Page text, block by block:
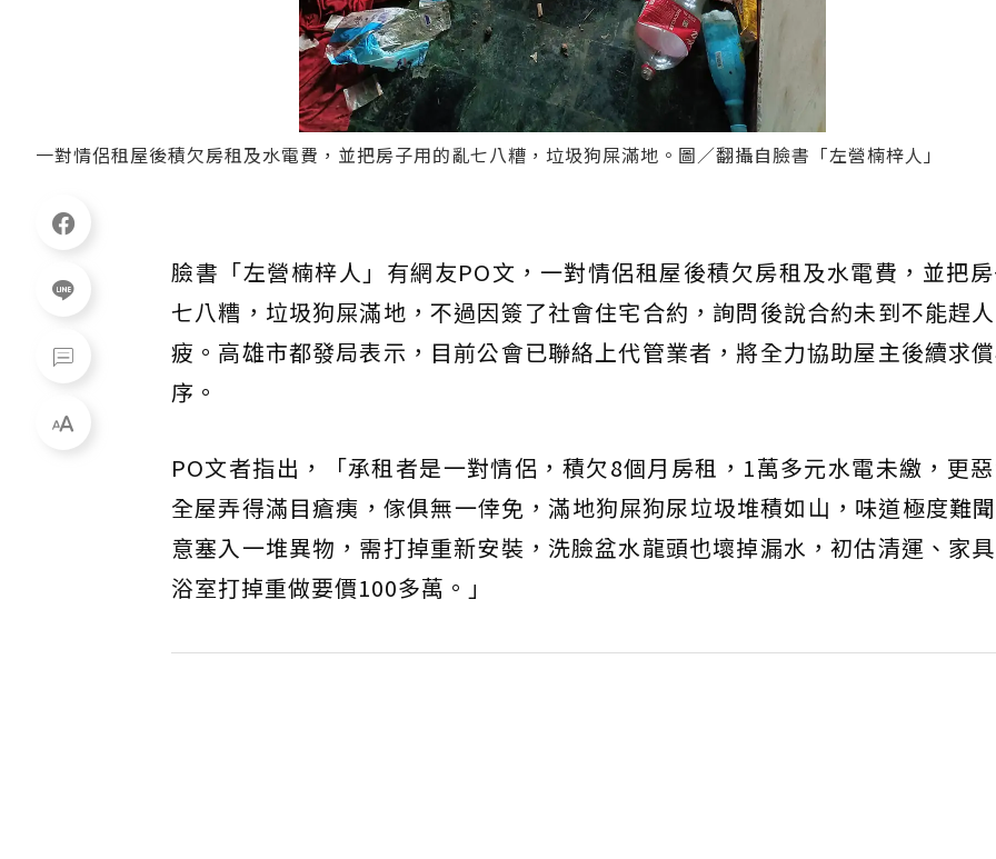
一對情侶租屋後積欠房租及水電費，並把房子用的亂七八糟，垃圾狗屎滿地。圖／翻攝自臉書「左營楠梓人」
臉書「左營楠梓人」有網友PO文，一對情侶租屋後積欠房租及水電費，並把
七八糟，垃圾狗屎滿地，不過因簽了社會住宅合約，詢問後說合約未到不能趕
疲。高雄市都發局表示，目前公會已聯絡上代管業者，將全力協助屋主後續求
序。
PO文者指出，「承租者是一對情侶，積欠8個月房租，1萬多元水電未繳，更
全屋弄得滿目瘡痍，傢俱無一倖免，滿地狗屎狗尿垃圾堆積如山，味道極度難
意塞入一堆異物，需打掉重新安裝，洗臉盆水龍頭也壞掉漏水，初估清運、家具
浴室打掉重做要價100多萬。」